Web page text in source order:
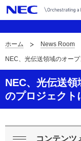
ナ
ゲ
ー
ョ
サ
ト
内
の
ホーム News Room
NEC、光伝送領域のオー
NEC、光伝送
のプロジェクト
コンテンツ